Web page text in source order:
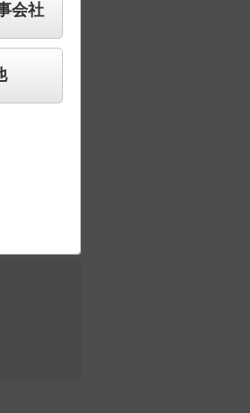
る商品群で
会社